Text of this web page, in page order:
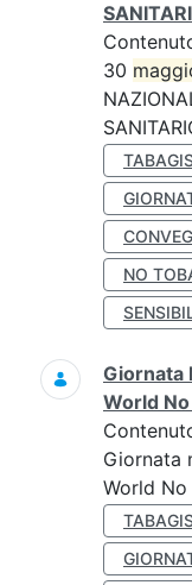
30
NO
Giornata
World
Giornata
World